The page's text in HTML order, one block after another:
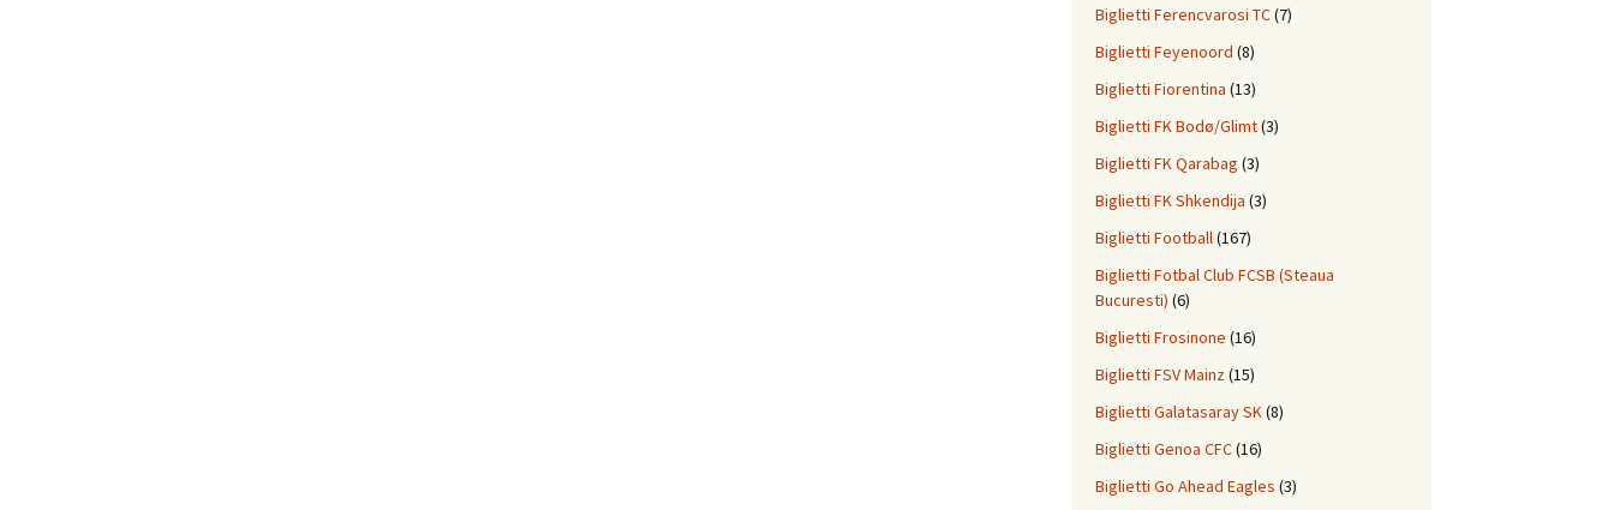
Biglietti Ferencvarosi TC(7)
Biglietti Feyenoord (8)
Biglietti Fiorentina (13)
Biglietti FK Bodø/Glimt(3)
Biglietti FK Qarabag (3)
Biglietti FK Shkendija (3)
Biglietti Football(167)
Biglietti Fotbal Club FCSB (Steaua
Bucuresti) (6)
Biglietti Frosinone (16)
Biglietti FSV Mainz(15)
Biglietti Galatasaray SK(8)
Biglietti Genoa CFC(16)
Biglietti Go Ahead Eagles (3)